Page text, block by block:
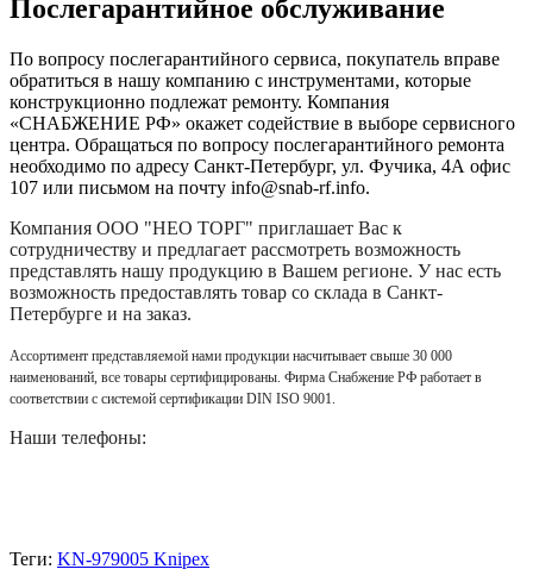
Послегарантийное обслуживание
По вопросу послегарантийного сервиса, покупатель вправе
обратиться в нашу компанию с инструментами, которые
конструкционно подлежат ремонту. Компания
«СНАБЖЕНИЕ РФ» окажет содействие в выборе сервисного
центра. Обращаться по вопросу послегарантийного ремонта
необходимо по адресу Санкт-Петербург, ул. Фучика, 4А офис
107 или письмом на почту info@snab-rf.info.
Компания ООО "НЕО ТОРГ" приглашает Вас к
сотрудничеству и предлагает рассмотреть возможность
представлять нашу продукцию в Вашем регионе. У нас есть
возможность предоставлять товар со склада в Санкт-
Петербурге и на заказ.
Ассортимент представляемой нами продукции насчитывает свыше 30 000
наименований, все товары сертифицированы. Фирма Снабжение РФ работает в
соответствии с системой сертификации DIN ISO 9001.
Наши телефоны:
Теги: KN-979005 Knipex